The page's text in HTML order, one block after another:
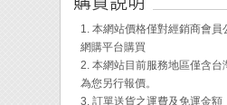
◆ 除本
測量
◆ 最大
即可
◆ 插座
1. 本網站價格僅對經銷商會
網購平台購買
2. 本網站目前服務地區僅含
為您另行報價。
3. 訂單送貨之運費及免運金